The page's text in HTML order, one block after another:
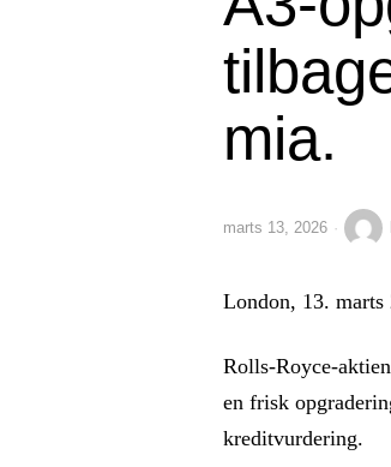
mia.
marts 13, 2026
London, 13.
Rolls-Royce-
en frisk
kreditvurdering.